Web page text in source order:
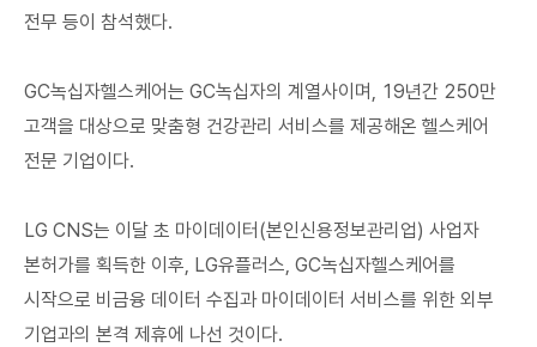
전무 등이 참석했다.
GC녹십자헬스케어는 GC녹십자의 계열사이며, 19년간 250만
고객을 대상으로 맞춤형 건강관리 서비스를 제공해온 헬스케어
전문 기업이다.
LG CNS는 이달 초 마이데이터(본인신용정보관리업) 사업자
본허가를 획득한 이후, LG유플러스, GC녹십자헬스케어를
시작으로 비금융 데이터 수집과 마이데이터 서비스를 위한 외부
기업과의 본격 제휴에 나선 것이다.